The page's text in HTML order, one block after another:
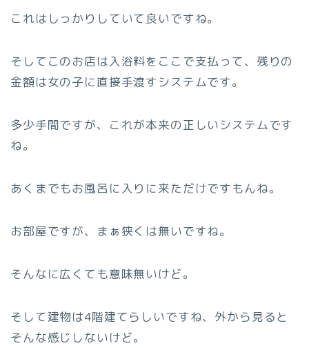
これはしっかりしていて良いですね。
そしてこのお店は入浴料をここで支払って、残りの
金額は女の子に直接手渡すシステムです。
多少手間ですが、これが本来の正しいシステムです
ね。
あくまでもお風呂に入りに来ただけですもんね。
お部屋ですが、まぁ狭くは無いですね。
そんなに広くても意味無いけど。
そして建物は4階建てらしいですね、外から見ると
そんな感じしないけど。